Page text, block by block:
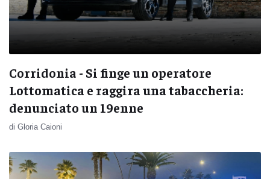
Corridonia - Si finge un operatore
Lottomatica e raggira una tabaccheria:
denunciato un 19enne
di Gloria Caioni